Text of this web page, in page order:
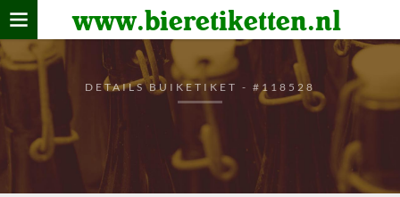
www.bieretiketten.nl
Home
verzamelen
De bierkaart
Bezoekers
DETAILS BUIKETIKET - #118528